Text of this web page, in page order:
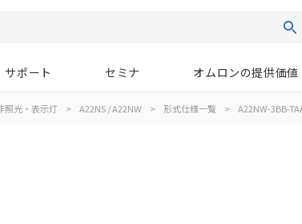
サポート セミナ オムロンの提供価値
光・表示灯 > A22NS / A22NW > 形式仕様一覧 > A22NW-3BB-